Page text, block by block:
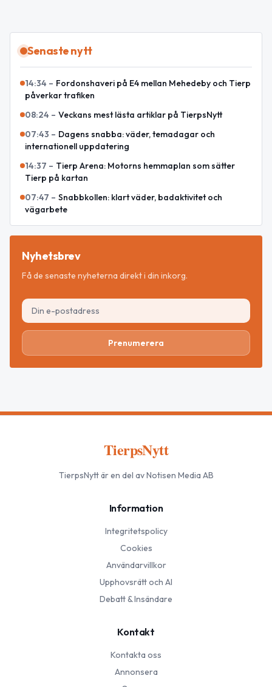
Senaste nytt
14:34 – Fordonshaveri på E4 mellan Mehedeby och Tierp
påverkar trafiken
08:24 – Veckans mest lästa artiklar på TierpsNytt
07:43 – Dagens snabba: väder, temadagar och
internationell uppdatering
14:37 – Tierp Arena: Motorns hemmaplan som sätter
Tierp på kartan
07:47 – Snabbkollen: klart väder, badaktivitet och
vägarbete
Nyhetsbrev
Få de senaste nyheterna direkt i din inkorg.
Prenumerera
TierpsNytt
TierpsNyttär en del av Notisen Media AB
Information
Integritetspolicy
Cookies
Användarvillkor
Upphovsrätt och AI
Debatt & Insändare
Kontakt
Kontakta oss
Annonsera